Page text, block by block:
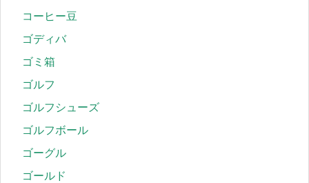
コーヒー豆
ゴディバ
ゴミ箱
ゴルフ
ゴルフシューズ
ゴルフボール
ゴーグル
ゴールド